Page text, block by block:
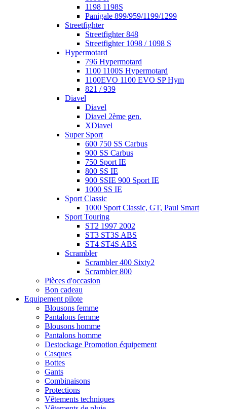
1198 1198S
Panigale 899/959/1199/1299
Streetfighter
Streetfighter 848
Streetfighter 1098 / 1098 S
Hypermotard
796 Hypermotard
1100 1100S Hypermotard
1100EVO 1100 EVO SP Hym
821 / 939
Diavel
Diavel
Diavel 2ème gen.
XDiavel
Super Sport
600 750 SS Carbus
900 SS Carbus
750 Sport IE
800 SS IE
900 SSIE 900 Sport IE
1000 SS IE
Sport Classic
1000 Sport Classic, GT, Paul Smart
Sport Touring
ST2 1997 2002
ST3 ST3S ABS
ST4 ST4S ABS
Scrambler
Scrambler 400 Sixty2
Scrambler 800
Pièces d'occasion
Bon cadeau
Equipement pilote
Blousons femme
Pantalons femme
Blousons homme
Pantalons homme
Destockage Promotion équipement
Casques
Bottes
Gants
Combinaisons
Protections
Vêtements techniques